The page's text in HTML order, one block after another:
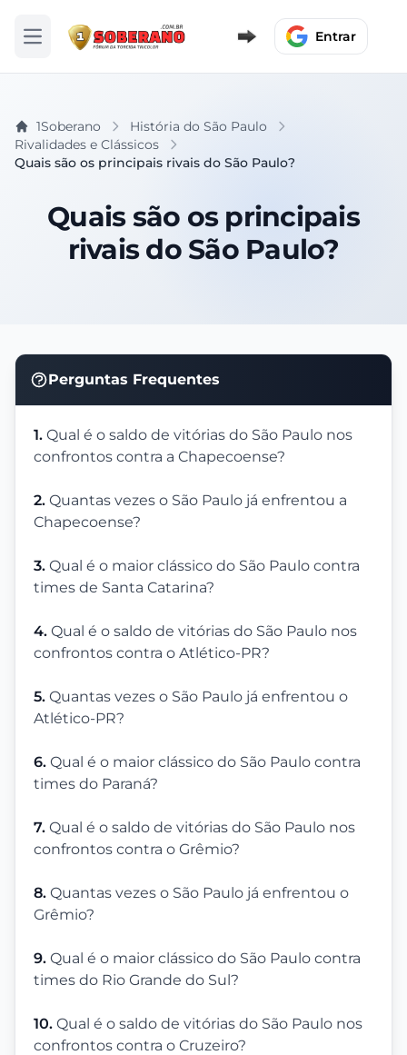
Abrir menu Entrar
1Soberano
História do São Paulo
Rivalidades e Clássicos
Quais são os principais rivais do São Paulo?
Quais são os principais
rivais do São Paulo?
Perguntas Frequentes
1. Qual é o saldo de vitórias do São Paulo nos
confrontos contra a Chapecoense?
2. Quantas vezes o São Paulo já enfrentou a
Chapecoense?
3. Qual é o maior clássico do São Paulo contra
times de Santa Catarina?
4. Qual é o saldo de vitórias do São Paulo nos
confrontos contra o Atlético-PR?
5. Quantas vezes o São Paulo já enfrentou o
Atlético-PR?
6. Qual é o maior clássico do São Paulo contra
times do Paraná?
7. Qual é o saldo de vitórias do São Paulo nos
confrontos contra o Grêmio?
8. Quantas vezes o São Paulo já enfrentou o
Grêmio?
9. Qual é o maior clássico do São Paulo contra
times do Rio Grande do Sul?
10. Qual é o saldo de vitórias do São Paulo nos
confrontos contra o Cruzeiro?